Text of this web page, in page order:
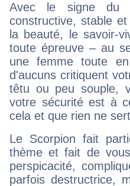
Avec le signe du
constructive, stable
la beauté, le savoir-
toute épreuve – au
une femme toute
d'aucuns critiquent
têtu ou peu souple,
votre sécurité est à
cela et que rien ne
Le Scorpion fait
thème et fait de
perspicacité,
parfois destructrice,